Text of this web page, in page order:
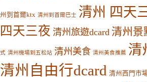
州到首爾ktx 清州到首爾巴士 清州 四天
四天三夜 清州旅遊dcard 清州景
式 清州機場到五松站 清州美食 清州美食推薦 清
清州自由行dcard 清州西門市